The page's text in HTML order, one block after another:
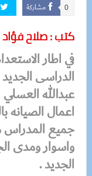
مشاركة 0
كتب : صلاح فؤاد
في اطار
الدراسى الجديد
عبدالله
اعمال الصيانه
جميع
واسوار ومدى
الجديد .